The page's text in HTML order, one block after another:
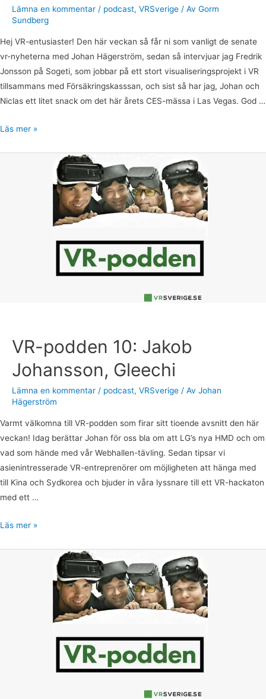
Lämna en kommentar / podcast, VRSverige / Av Gorm
Sundberg
Hej VR-entusiaster! Den här veckan så får ni som vanligt de senate
vr-nyheterna med Johan Hägerström, sedan så intervjuar jag Fredrik
Jonsson på Sogeti, som jobbar på ett stort visualiseringsprojekt i VR
tillsammans med Försäkringskasssan, och sist så har jag, Johan och
Niclas ett litet snack om det här årets CES-mässa i Las Vegas. God …
Läs mer »
VR-podden 10: Jakob
Johansson, Gleechi
Lämna en kommentar / podcast, VRSverige / Av Johan
Hägerström
Varmt välkomna till VR-podden som firar sitt tioende avsnitt den här
veckan! Idag berättar Johan för oss bla om att LG’s nya HMD och om
vad som hände med vår Webhallen-tävling. Sedan tipsar vi
asienintresserade VR-entreprenörer om möjligheten att hänga med
till Kina och Sydkorea och bjuder in våra lyssnare till ett VR-hackaton
med ett …
Läs mer »